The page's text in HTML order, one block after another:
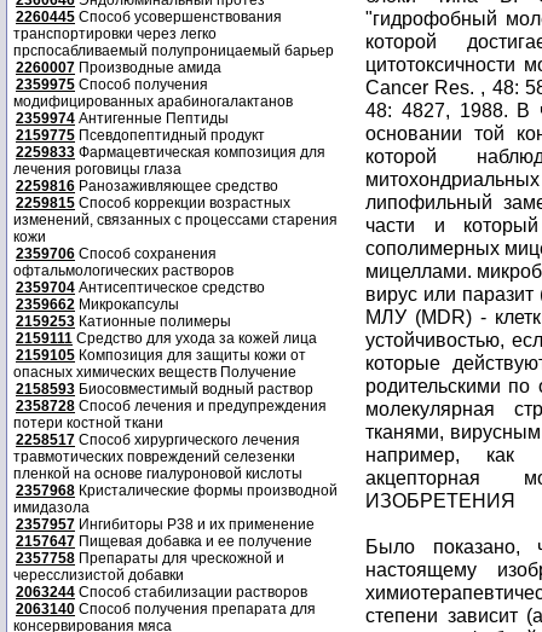
2260445 Способ усовершенствования
транспортировки через легко
прспосабливаемый полупроницаемый барьер
2260007 Производные амида
2359975 Способ получения
модифицированных арабиногалактанов
2359974 Антигенные Пептиды
2159775 Псевдопептидный продукт
2259833 Фармацевтическая композиция для
лечения роговицы глаза
2259816 Ранозаживляющее средство
2259815 Способ коррекции возрастных
изменений, связанных с процессами старения
кожи
2359706 Способ сохранения
офтальмологических растворов
2359704 Антисептическое средство
2359662 Микрокапсулы
2159253 Катионные полимеры
2159111 Средство для ухода за кожей лица
2159105 Композиция для защиты кожи от
опасных химических веществ Получение
2158593 Биосовместимый водный раствор
2358728 Способ лечения и предупреждения
потери костной ткани
2258517 Способ хирургического лечения
травмотических повреждений селезенки
пленкой на основе гиалуроновой кислоты
2357968 Кристалические формы производной
имидазола
2357957 Ингибиторы P38 и их применение
2157647 Пищевая добавка и ее получение
2357758 Препараты для чрескожной и
чересслизистой добавки
2063244 Способ стабилизации растворов
2063140 Способ получения препарата для
консервирования мяса
"гидрофобный
которой
цитотоксичности
Cancer Res. , 48:
48: 4827, 1988. В
основании той
которой
липофильный
части и
сополимерных
мицеллами.
вирус или
МЛУ (MDR) -
устойчивостью,
которые
родительскими
молекулярная
тканями,
например, как
акцепторная
ИЗОБРЕТЕНИЯ
Было показано, что эффективность блоксополимеров по настоящему изобретению по повышению действенности химиотерапевтических средств и обратимости МЛУ в высшей степени зависит (а) от процента гидрофобной части и (б) от веса гидрофобной части. При этом указанная эффективность повышается либо с увеличением процента (а), либо с увеличением веса (б), либо при повышении значения обоих факторов. Отмеченное повышение процента гидрофобной части и веса гидрофобной части коррелирует также с улучшением мицеллообразующих свойств, в соответствии с чем образование мицелл для таких сополимеров происходит при более низких концентрациях. (См. Hurter et al. Macromolecules 26:5030; Hurter et al. Macromolecules 26: 5592, 1993; Alexandris et al., Maromolecules 27: 2414, 1994). He желая ограничиваться какой-то определенной теорией, можно только отметить, что образующиеся мицеллы выполняют роль суррогата, пригодного для измерения физических свойств, которые ведут к улучшению свойств биологического агента, важных для его доставки организму. И снова, не ограничиваясь конкретной теорией, следует отметить, что повышение эффективности биологического агента и обратимость множественной лекарственной устойчивости не связаны с мицеллами как таковыми. Если, используя в качестве модельного биологического агента доксорубицин, нанести на график коэффициент отношения (а) при ИК50 (как меру эффективной цитотоксичной концентрации) для содержащей сополимер композиции к (б) при ИК50 для свободного доксорубицина против концентрации сополимера, получится двухфазный график, с быстрым снижением коэффициента, наблюдаемым по мере повышения концентраций сополимера, но которая остается в пределах значения ККМ для сополимера. Выше значения ККМ происходит быстрое падение коэффициента. См. фиг. 6Б. Максимальное повышение активности биологического агента происходит при значениях концентрации выше ККМ, хотя повышение активности отмечается уже при таких низких концентрациях, например, сополимера Плуроника L61, как 0,0001 % (вес/объем) и ниже. Наличие мицеллярной формы рассматривается в качестве важного фактора в использовании сополимеров для доставки лекарств по организму также и по другим причинам, которые будут обсуждены далее в описании. Схема, приведенная в конце описания, позволяет понять связь, существующую между процентом гидрофобной части и весом гидрофобной части сополимера с различными аспектами настоящего изобретения. На схеме значения веса гидрофобной части (поли(оксипропилена)) и сополимера приведены непосредственно под каждым обозначенным сополимером. Рядом со значениями гидрофобного веса для каждого сополимера даются значения гидрофобного процента. Было показано, что Плуроник F68 обладает умеренной активностью повышения действия биологических агентов. Плуроник L61, который имеет тот же самый вес гидрофобной части, что и